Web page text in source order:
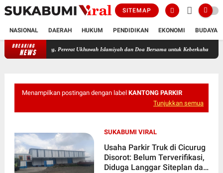
SITEMAP
NASIONAL DAERAH HUKUM PENDIDIKAN EKONOMI BUDAYA
BREAKING
NEWS
Cicurug, Pererat Ukhuwah Islamiyah dan Doa Bersama untuk Keberkahan Umat
Menampilkan postingan dengan label KANTONG PARKIR
Tunjukkan semua
SUKABUMI VIRAL
Usaha Parkir Truk di Cicurug
Disorot: Belum Terverifikasi,
Diduga Langgar Siteplan dan